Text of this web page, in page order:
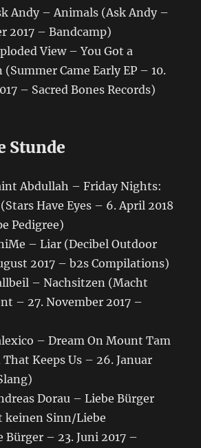
Andy – Animals (Ask Andy –
2017 – Bandcamp)
View – You Got a
(Summer Came Early EP – 10.
– Sacred Bones Records)
Stunde
Abdullah – Friday Nights:
Have Eyes – 6. April 2018
Pedigree)
– Liar (Decibel Outdoor
2017 – b2s Compilations)
– Nachsitzen (Macht
– 27. November 2017 –
– Dream On Mount Tam
Keeps Us – 26. Januar
Dorau – Liebe Bürger
keinen Sinn/Liebe
– 23. Juni 2017 –